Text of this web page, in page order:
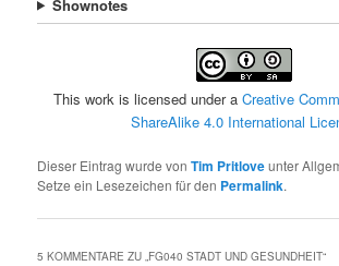
Shownotes
This work is licensed under a Creative
ShareAlike 4.0 International
Dieser Eintrag wurde vonTim Pritloveunter
Setze ein Lesezeichen für den Permalink.
5 KOMMENTARE ZU „FG040 STADT UND GESUNDHEIT“